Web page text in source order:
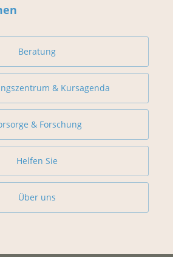
Beratung
& Kursagenda
& Forschung
Helfen Sie
Über uns